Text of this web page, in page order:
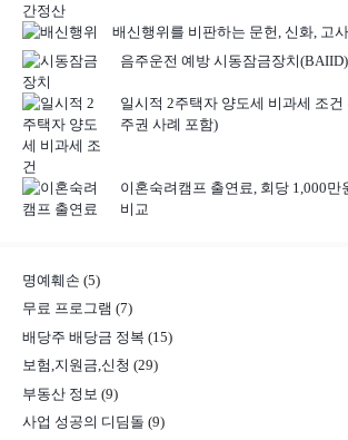
배신행위를 비판하는 문헌, 신화, 고
음주운전 예방 시동잠금장치
일시적 2주택자 양도세 비과세 조건
주권 사례 포함)
이혼숙려캠프 출연료, 회당 1,000만
비교
명예훼손 (5)
무료 프로그램 (7)
배당주 배당금 정복 (15)
보험,지원금,신청 (29)
부동산 정보 (9)
사업 성공의 디딤돌 (9)